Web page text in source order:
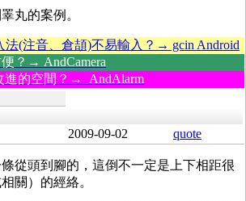
丸的案例。
法(注音、倉頡)不易輸入？→ gcin Android
？→ AndCamera
進的空間？→ AndAlarm
2009-09-02 quote
從頭到腳的，這倒不一定是上下相距很
關）的經絡。